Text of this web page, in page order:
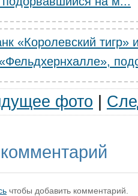
«Королевский тигр»
фото
чтобы добавить комментарий.